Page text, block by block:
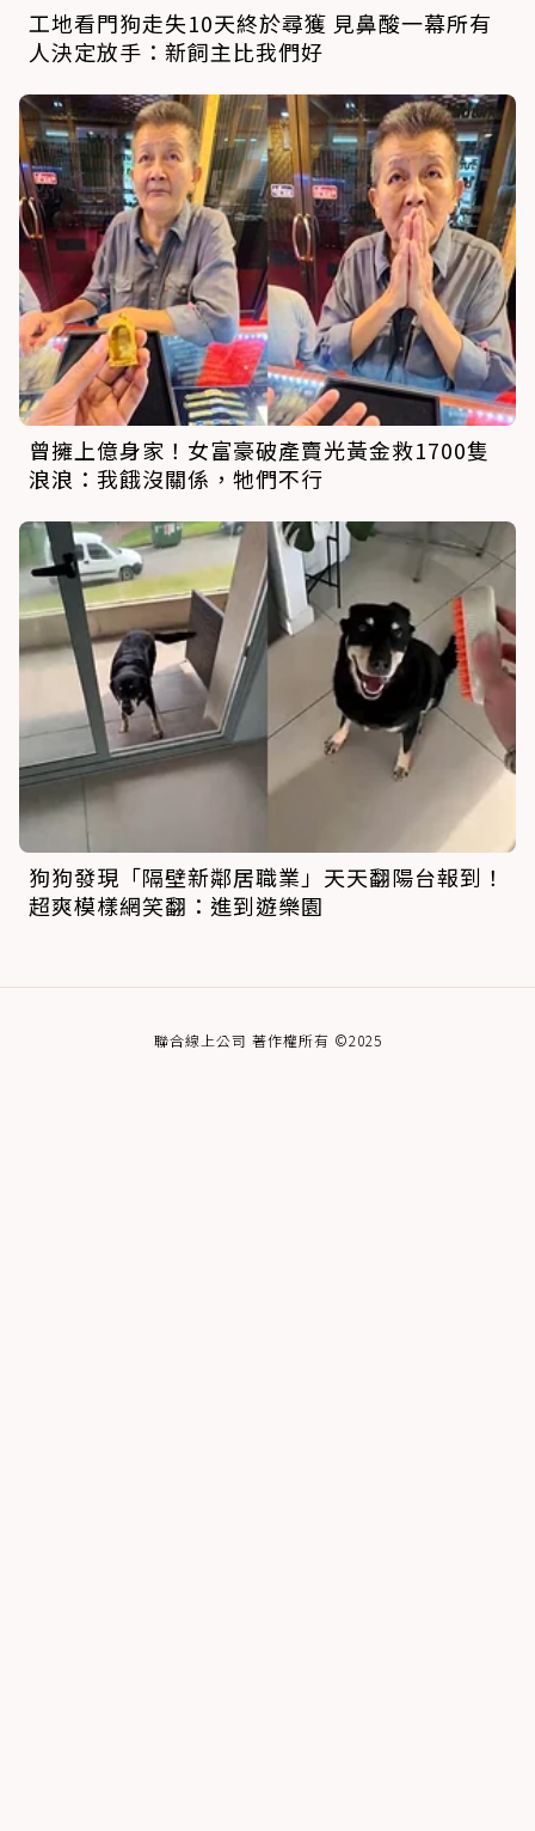
工地看門狗走失10天終於尋獲 見鼻酸一幕所有
人決定放手：新飼主比我們好
曾擁上億身家！女富豪破產賣光黃金救1700隻
浪浪：我餓沒關係，牠們不行
狗狗發現「隔壁新鄰居職業」天天翻陽台報到！
超爽模樣網笑翻：進到遊樂園
聯合線上公司 著作權所有 ©2025